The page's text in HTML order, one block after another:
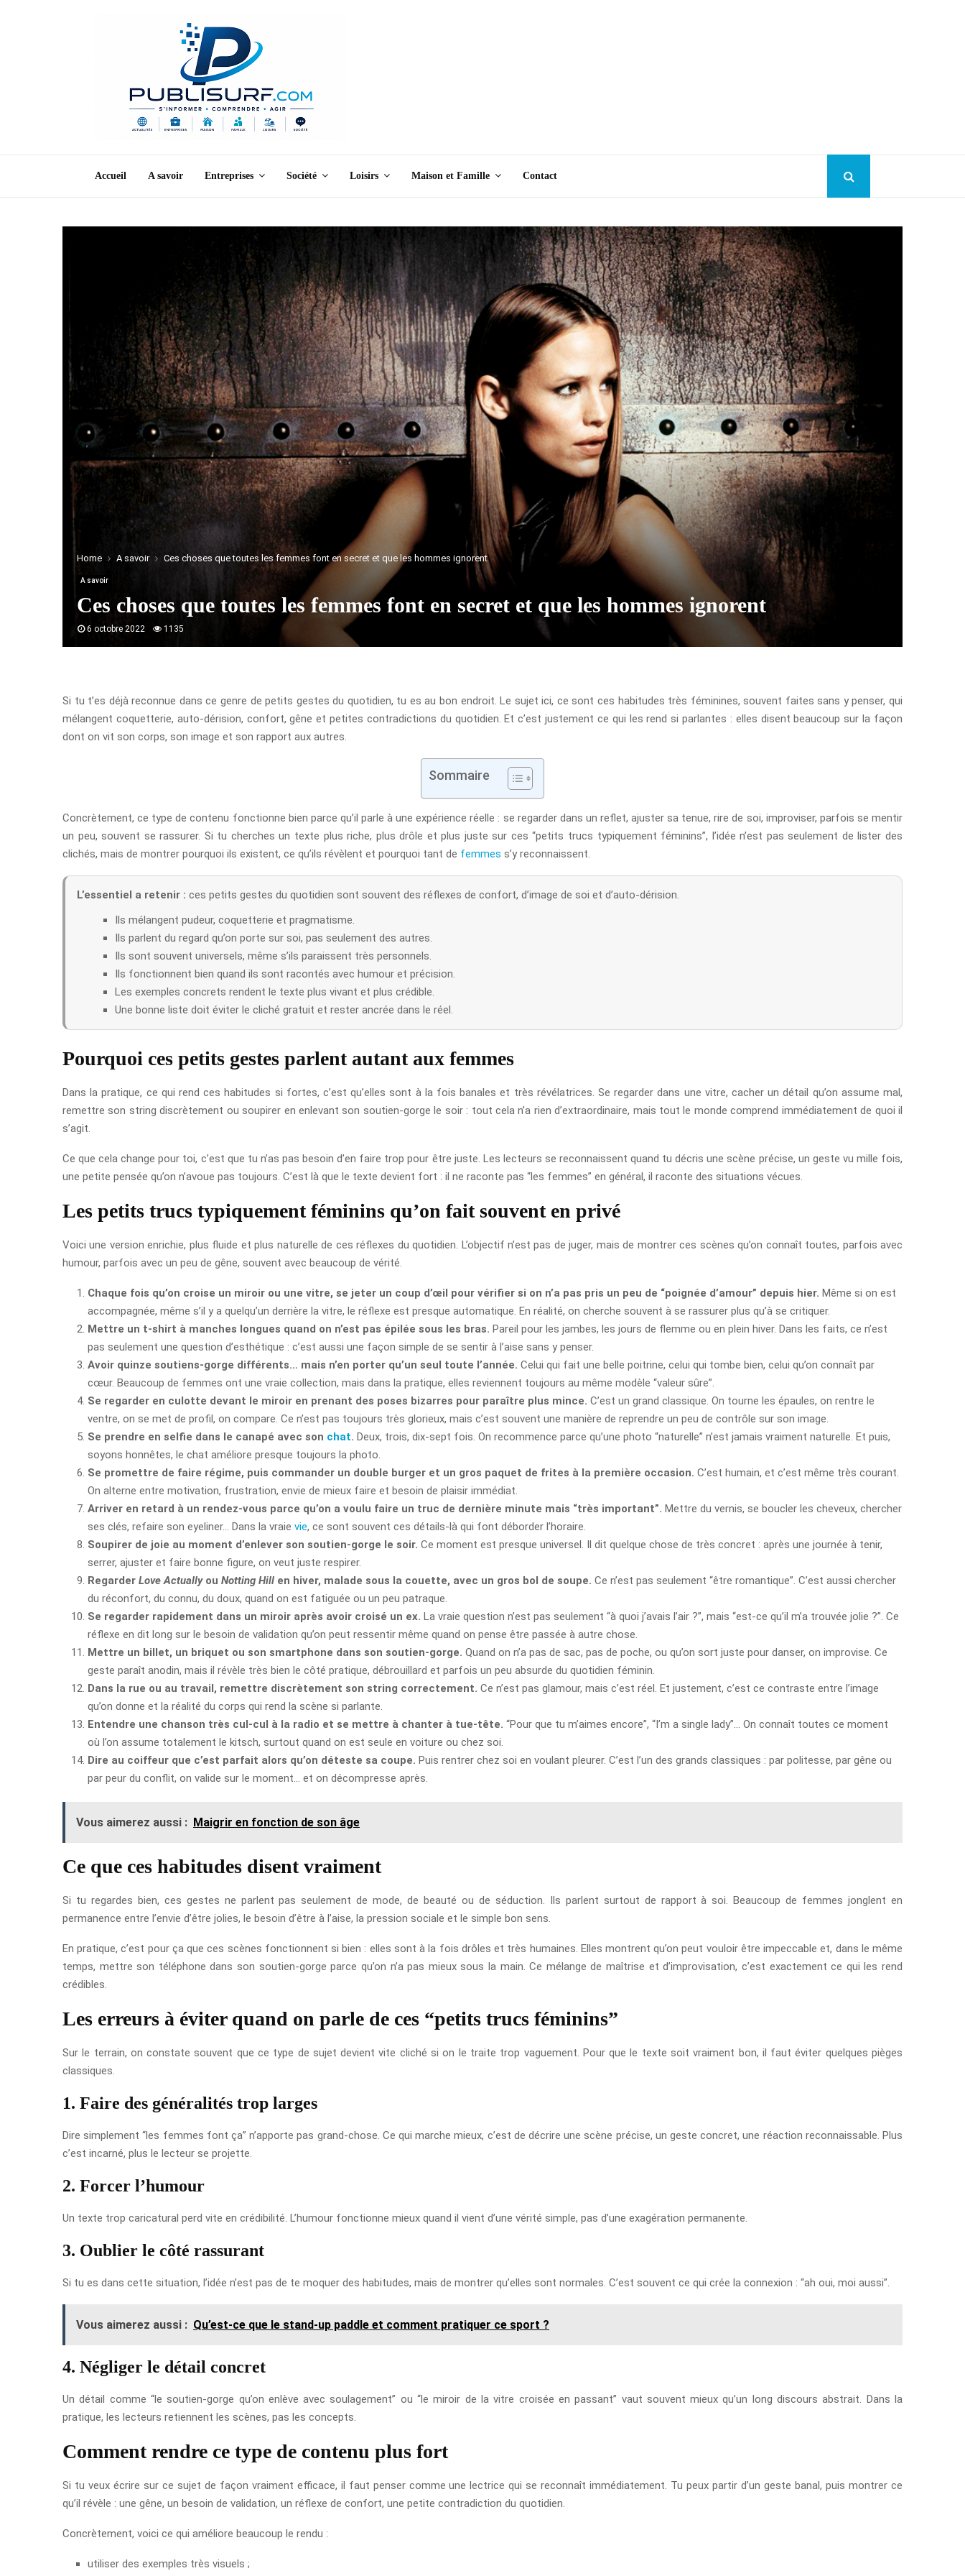
Accueil A savoir Entreprises Société Loisirs Maison et Famille Contact
Home A savoir Ces choses que toutes les femmes font en secret et que les hommes ignorent
A savoir
Ces choses que toutes les femmes font en secret et que les hommes ignorent
6 octobre 2022 1135
Si tu t’es déjà reconnue dans ce genre de petits gestes du quotidien, tu es au bon endroit. Le sujet ici, ce sont ces habitudes très féminines, souvent faites sans y penser, qui
mélangent coquetterie, auto-dérision, confort, gêne et petites contradictions du quotidien. Et c’est justement ce qui les rend si parlantes : elles disent beaucoup sur la façon
dont on vit son corps, son image et son rapport aux autres.
Sommaire
Concrètement, ce type de contenu fonctionne bien parce qu’il parle à une expérience réelle : se regarder dans un reflet, ajuster sa tenue, rire de soi, improviser, parfois se mentir
un peu, souvent se rassurer. Si tu cherches un texte plus riche, plus drôle et plus juste sur ces “petits trucs typiquement féminins”, l’idée n’est pas seulement de lister des
clichés, mais de montrer pourquoi ils existent, ce qu’ils révèlent et pourquoi tant de femmes s’y reconnaissent.
L’essentiel a retenir : ces petits gestes du quotidien sont souvent des réflexes de confort, d’image de soi et d’auto-dérision.
Ils mélangent pudeur, coquetterie et pragmatisme.
Ils parlent du regard qu’on porte sur soi, pas seulement des autres.
Ils sont souvent universels, même s’ils paraissent très personnels.
Ils fonctionnent bien quand ils sont racontés avec humour et précision.
Les exemples concrets rendent le texte plus vivant et plus crédible.
Une bonne liste doit éviter le cliché gratuit et rester ancrée dans le réel.
Pourquoi ces petits gestes parlent autant aux femmes
Dans la pratique, ce qui rend ces habitudes si fortes, c’est qu’elles sont à la fois banales et très révélatrices. Se regarder dans une vitre, cacher un détail qu’on assume mal,
remettre son string discrètement ou soupirer en enlevant son soutien-gorge le soir : tout cela n’a rien d’extraordinaire, mais tout le monde comprend immédiatement de quoi il
s’agit.
Ce que cela change pour toi, c’est que tu n’as pas besoin d’en faire trop pour être juste. Les lecteurs se reconnaissent quand tu décris une scène précise, un geste vu mille fois,
une petite pensée qu’on n’avoue pas toujours. C’est là que le texte devient fort : il ne raconte pas “les femmes” en général, il raconte des situations vécues.
Les petits trucs typiquement féminins qu’on fait souvent en privé
Voici une version enrichie, plus fluide et plus naturelle de ces réflexes du quotidien. L’objectif n’est pas de juger, mais de montrer ces scènes qu’on connaît toutes, parfois avec
humour, parfois avec un peu de gêne, souvent avec beaucoup de vérité.
Chaque fois qu’on croise un miroir ou une vitre, se jeter un coup d’œil pour vérifier si on n’a pas pris un peu de “poignée d’amour” depuis hier. Même si on est
accompagnée, même s’il y a quelqu’un derrière la vitre, le réflexe est presque automatique. En réalité, on cherche souvent à se rassurer plus qu’à se critiquer.
Mettre un t-shirt à manches longues quand on n’est pas épilée sous les bras. Pareil pour les jambes, les jours de flemme ou en plein hiver. Dans les faits, ce n’est
pas seulement une question d’esthétique : c’est aussi une façon simple de se sentir à l’aise sans y penser.
Avoir quinze soutiens-gorge différents… mais n’en porter qu’un seul toute l’année. Celui qui fait une belle poitrine, celui qui tombe bien, celui qu’on connaît par
cœur. Beaucoup de femmes ont une vraie collection, mais dans la pratique, elles reviennent toujours au même modèle “valeur sûre”.
Se regarder en culotte devant le miroir en prenant des poses bizarres pour paraître plus mince. C’est un grand classique. On tourne les épaules, on rentre le
ventre, on se met de profil, on compare. Ce n’est pas toujours très glorieux, mais c’est souvent une manière de reprendre un peu de contrôle sur son image.
Se prendre en selfie dans le canapé avec son chat. Deux, trois, dix-sept fois. On recommence parce qu’une photo “naturelle” n’est jamais vraiment naturelle. Et puis,
soyons honnêtes, le chat améliore presque toujours la photo.
Se promettre de faire régime, puis commander un double burger et un gros paquet de frites à la première occasion. C’est humain, et c’est même très courant.
On alterne entre motivation, frustration, envie de mieux faire et besoin de plaisir immédiat.
Arriver en retard à un rendez-vous parce qu’on a voulu faire un truc de dernière minute mais “très important”. Mettre du vernis, se boucler les cheveux, chercher
ses clés, refaire son eyeliner… Dans la vraie vie, ce sont souvent ces détails-là qui font déborder l’horaire.
Soupirer de joie au moment d’enlever son soutien-gorge le soir. Ce moment est presque universel. Il dit quelque chose de très concret : après une journée à tenir,
serrer, ajuster et faire bonne figure, on veut juste respirer.
Regarder Love Actuallyou Notting Hill en hiver, malade sous la couette, avec un gros bol de soupe. Ce n’est pas seulement “être romantique”. C’est aussi chercher
du réconfort, du connu, du doux, quand on est fatiguée ou un peu patraque.
Se regarder rapidement dans un miroir après avoir croisé un ex. La vraie question n’est pas seulement “à quoi j’avais l’air ?”, mais “est-ce qu’il m’a trouvée jolie ?”. Ce
réflexe en dit long sur le besoin de validation qu’on peut ressentir même quand on pense être passée à autre chose.
Mettre un billet, un briquet ou son smartphone dans son soutien-gorge. Quand on n’a pas de sac, pas de poche, ou qu’on sort juste pour danser, on improvise. Ce
geste paraît anodin, mais il révèle très bien le côté pratique, débrouillard et parfois un peu absurde du quotidien féminin.
Dans la rue ou au travail, remettre discrètement son string correctement. Ce n’est pas glamour, mais c’est réel. Et justement, c’est ce contraste entre l’image
qu’on donne et la réalité du corps qui rend la scène si parlante.
Entendre une chanson très cul-cul à la radio et se mettre à chanter à tue-tête. “Pour que tu m’aimes encore”, “I’m a single lady”… On connaît toutes ce moment
où l’on assume totalement le kitsch, surtout quand on est seule en voiture ou chez soi.
Dire au coiffeur que c’est parfait alors qu’on déteste sa coupe. Puis rentrer chez soi en voulant pleurer. C’est l’un des grands classiques : par politesse, par gêne ou
par peur du conflit, on valide sur le moment… et on décompresse après.
Vous aimerez aussi : Maigrir en fonction de son âge
Ce que ces habitudes disent vraiment
Si tu regardes bien, ces gestes ne parlent pas seulement de mode, de beauté ou de séduction. Ils parlent surtout de rapport à soi. Beaucoup de femmes jonglent en
permanence entre l’envie d’être jolies, le besoin d’être à l’aise, la pression sociale et le simple bon sens.
En pratique, c’est pour ça que ces scènes fonctionnent si bien : elles sont à la fois drôles et très humaines. Elles montrent qu’on peut vouloir être impeccable et, dans le même
temps, mettre son téléphone dans son soutien-gorge parce qu’on n’a pas mieux sous la main. Ce mélange de maîtrise et d’improvisation, c’est exactement ce qui les rend
crédibles.
Les erreurs à éviter quand on parle de ces “petits trucs féminins”
Sur le terrain, on constate souvent que ce type de sujet devient vite cliché si on le traite trop vaguement. Pour que le texte soit vraiment bon, il faut éviter quelques pièges
classiques.
1. Faire des généralités trop larges
Dire simplement “les femmes font ça” n’apporte pas grand-chose. Ce qui marche mieux, c’est de décrire une scène précise, un geste concret, une réaction reconnaissable. Plus
c’est incarné, plus le lecteur se projette.
2. Forcer l’humour
Un texte trop caricatural perd vite en crédibilité. L’humour fonctionne mieux quand il vient d’une vérité simple, pas d’une exagération permanente.
3. Oublier le côté rassurant
Si tu es dans cette situation, l’idée n’est pas de te moquer des habitudes, mais de montrer qu’elles sont normales. C’est souvent ce qui crée la connexion : “ah oui, moi aussi”.
Vous aimerez aussi : Qu’est-ce que le stand-up paddle et comment pratiquer ce sport ?
4. Négliger le détail concret
Un détail comme “le soutien-gorge qu’on enlève avec soulagement” ou “le miroir de la vitre croisée en passant” vaut souvent mieux qu’un long discours abstrait. Dans la
pratique, les lecteurs retiennent les scènes, pas les concepts.
Comment rendre ce type de contenu plus fort
Si tu veux écrire sur ce sujet de façon vraiment efficace, il faut penser comme une lectrice qui se reconnaît immédiatement. Tu peux partir d’un geste banal, puis montrer ce
qu’il révèle : une gêne, un besoin de validation, un réflexe de confort, une petite contradiction du quotidien.
Concrètement, voici ce qui améliore beaucoup le rendu :
utiliser des exemples très visuels ;